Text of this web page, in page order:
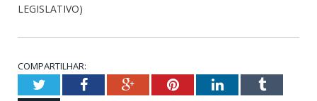
LEGISLATIVO)
COMPARTILHAR:
TwitterFacebookGoogle+PinterestLinkedInTumblr